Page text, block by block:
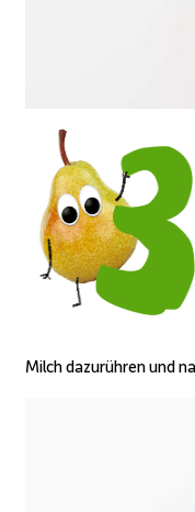
Milch dazurühren und